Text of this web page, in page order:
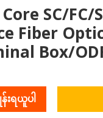
SC/FC/
Fiber
Box/
းရယူပါ